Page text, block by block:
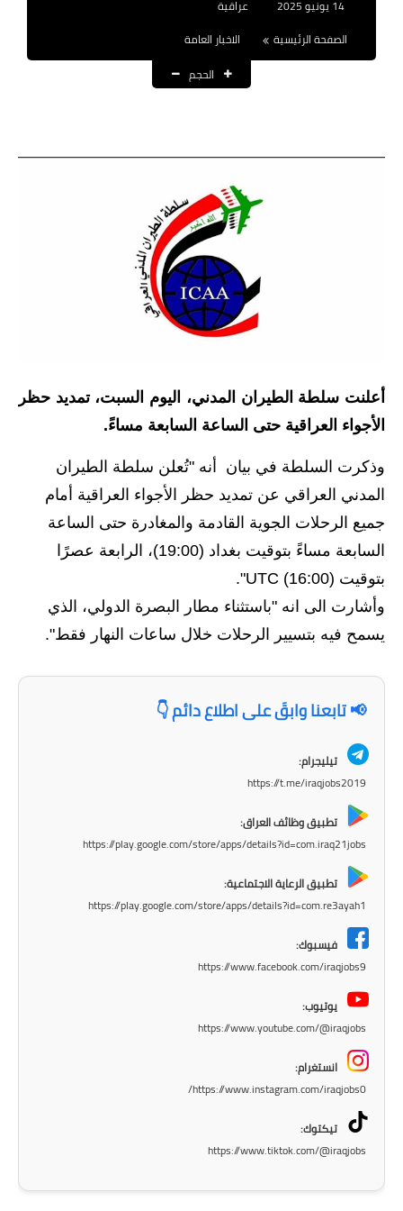
العقود والاجور اليومية
المنح المالية
قطع الاراضي
اخبار العراق
الاخبار الامنية
الاخبار الاقتصادية
الاخبار الرياضية
المدارس
اخبار وقرارات وزارة التربية
نتائج الامتحانات
المرحلة الابتدائية
المرحلة الاعدادية
المرحلة المتوسطة
14 يونيو 2025
عراقية
الصفحة الرئيسية
الاخبار العامة
الحجم
أعلنت سلطة الطيران المدني، اليوم السبت، تمديد حظر
الأجواء العراقية حتى الساعة السابعة مساءً.
وذكرت السلطة في بيان أنه "تُعلن سلطة الطيران
المدني العراقي عن تمديد حظر الأجواء العراقية أمام
جميع الرحلات الجوية القادمة والمغادرة حتى الساعة
السابعة مساءً بتوقيت بغداد (19:00)، الرابعة عصرًا
بتوقيت UTC (16:00)".
وأشارت الى انه "باستثناء مطار البصرة الدولي، الذي
يسمح فيه بتسيير الرحلات خلال ساعات النهار فقط".
📢 تابعنا وابقَ على اطلاع دائم 👇
تيليجرام:
https://t.me/iraqjobs2019
تطبيق وظائف العراق:
https://play.google.com/store/apps/details?id=com.iraq21jobs
تطبيق الرعاية الاجتماعية:
https://play.google.com/store/apps/details?id=com.re3ayah1
فيسبوك:
https://www.facebook.com/iraqjobs9
يوتيوب:
https://www.youtube.com/@iraqjobs
انستغرام:
https://www.instagram.com/iraqjobs0/
تيكتوك:
https://www.tiktok.com/@iraqjobs